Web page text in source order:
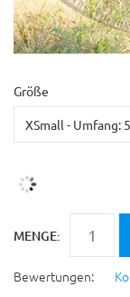
Größe
MENGE:
Bewertungen: